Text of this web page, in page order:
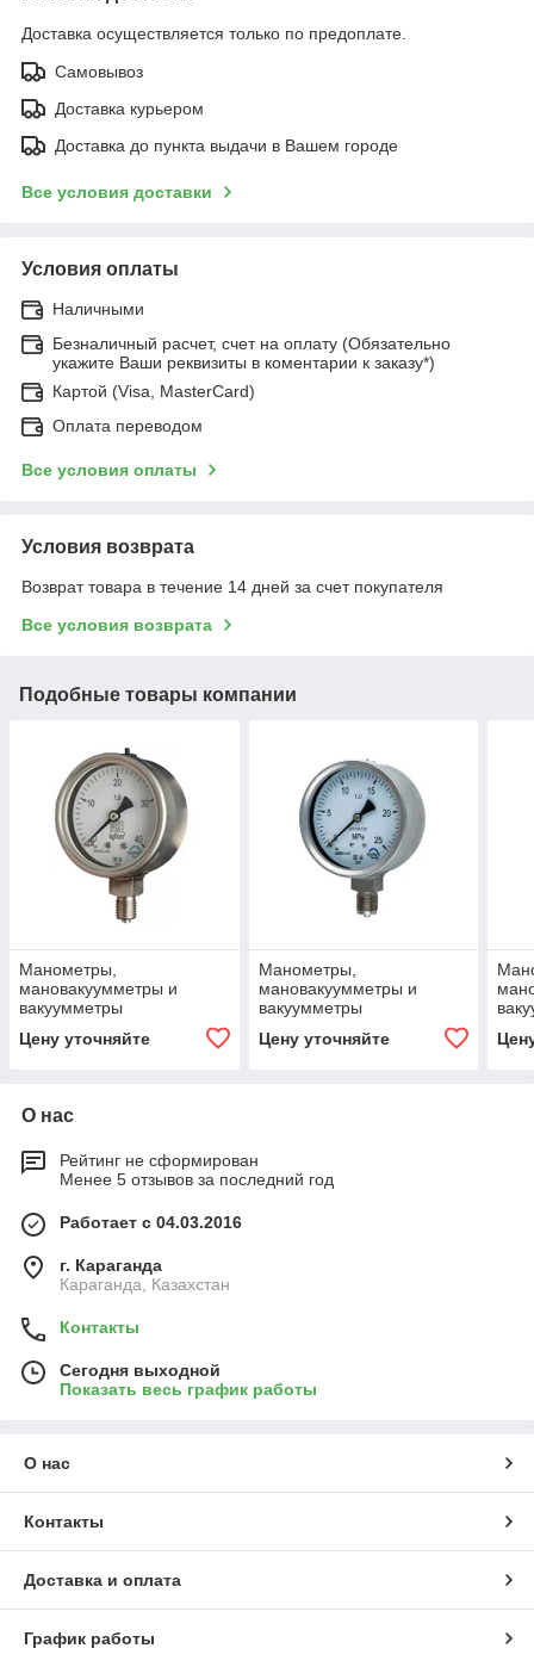
Доставка осуществляется только по предоплате.
Самовывоз
Доставка курьером
Доставка до пункта выдачи в Вашем городе
Все условия доставки
Условия оплаты
Наличными
Безналичный расчет, счет на оплату (Обязательно
укажите Ваши реквизиты в коментарии к заказу*)
Картой (Visa, MasterCard)
Оплата переводом
Все условия оплаты
Условия возврата
Возврат товара в течение 14 дней за счет покупателя
Все условия возврата
Подобные товары компании
Манометры,
мановакуумметры и
вакуумметры
виброустойчивые
повышенной
Цену уточняйте
Манометры,
мановакуумметры и
вакуумметры
виброустойчивые
Цену уточняйте
О нас
Рейтинг не сформирован
Менее 5 отзывов за последний год
Работает с 04.03.2016
г. Караганда
Караганда, Казахстан
Контакты
Сегодня выходной
Показать весь график работы
О нас
Контакты
Доставка и оплата
График работы